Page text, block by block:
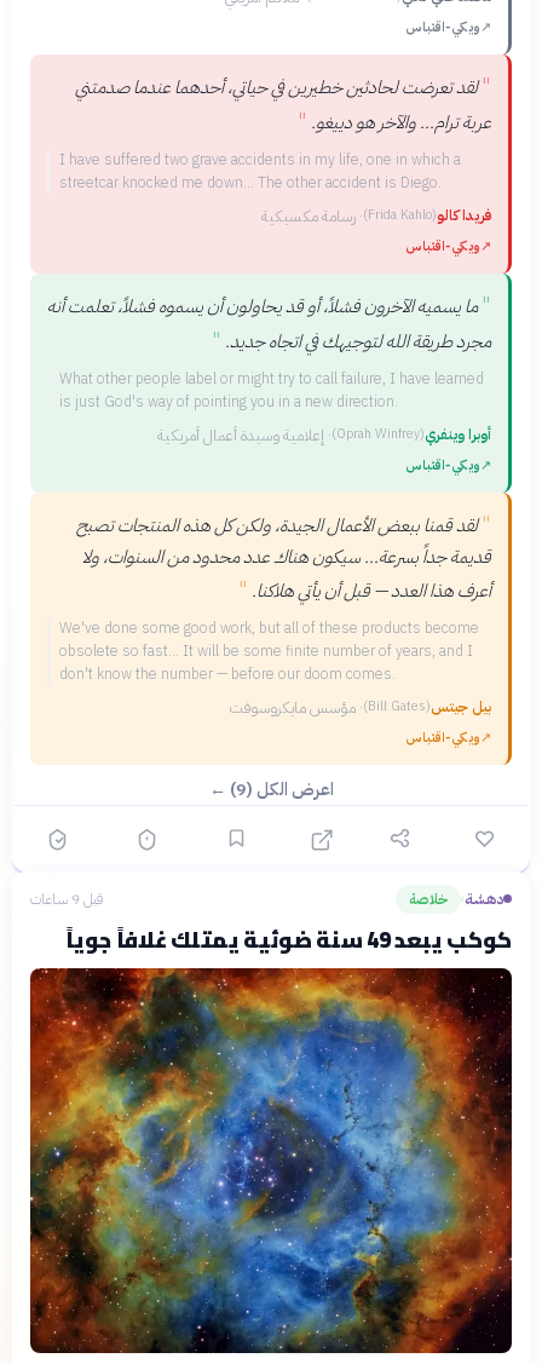
↗ويكي‑اقتباس
" لقد تعرضت لحادثين خطيرين في حياتي، أحدهما عندما صدمتني
عربة ترام... والآخر هو دييغو. "
I have suffered two grave accidents in my life, one in which a
streetcar knocked me down... The other accident is Diego.
فريدا كالو
(Frida Kahlo)
· رسامة مكسيكية
↗ويكي‑اقتباس
" ما يسميه الآخرون فشلاً، أو قد يحاولون أن يسموه فشلاً، تعلمت أنه
مجرد طريقة الله لتوجيهك في اتجاه جديد. "
What other people label or might try to call failure, I have learned
is just God's way of pointing you in a new direction.
أوبرا وينفري
(Oprah Winfrey)
· إعلامية وسيدة أعمال أمريكية
↗ويكي‑اقتباس
" لقد قمنا ببعض الأعمال الجيدة، ولكن كل هذه المنتجات تصبح
قديمة جداً بسرعة... سيكون هناك عدد محدود من السنوات، ولا
أعرف هذا العدد — قبل أن يأتي هلاكنا. "
We've done some good work, but all of these products become
obsolete so fast... It will be some finite number of years, and I
don't know the number — before our doom comes.
بيل جيتس
(Bill Gates)
· مؤسس مايكروسوفت
↗ويكي‑اقتباس
اعرض الكل (9) ←
دهشة› خلاصة قبل 9 ساعات
كوكب يبعد 49 سنة ضوئية يمتلك غلافاً جوياً